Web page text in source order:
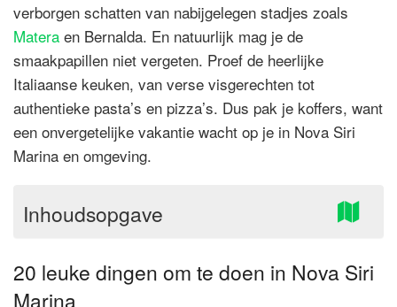
verborgen schatten van nabijgelegen stadjes zoals
Matera en Bernalda. En natuurlijk mag je de
smaakpapillen niet vergeten. Proef de heerlijke
Italiaanse keuken, van verse visgerechten tot
authentieke pasta’s en pizza’s. Dus pak je koffers, want
een onvergetelijke vakantie wacht op je in Nova Siri
Marina en omgeving.
Inhoudsopgave
20 leuke dingen om te doen in Nova Siri
Marina